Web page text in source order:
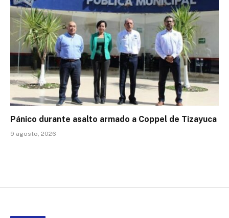
Pánico durante asalto armado a Coppel de Tizayuca
9 agosto, 2026